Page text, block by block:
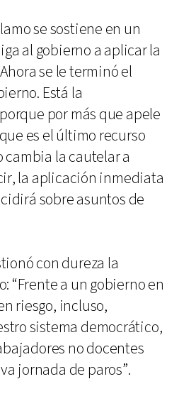
se sostiene en un
al gobierno a aplicar la
se le terminó el
Está la
por más que apele
es el último recurso
cambia la cautelar a
la aplicación inmediata
sobre asuntos de
con dureza la
“Frente a un gobierno en
riesgo, incluso,
sistema democrático,
no docentes
jornada de paros”.